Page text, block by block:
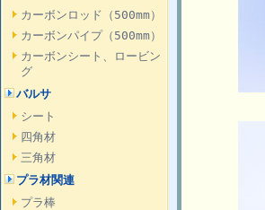
カーボンロッド（500mm）
カーボンパイプ（500mm）
カーボンシート、ロービン
グ
バルサ
シート
四角材
三角材
プラ材関連
プラ棒